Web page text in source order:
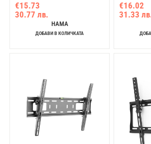
€15.73
30.77 лв.
HAMA
ДОБАВИ В КОЛИЧКАТА
€16.02
31.33